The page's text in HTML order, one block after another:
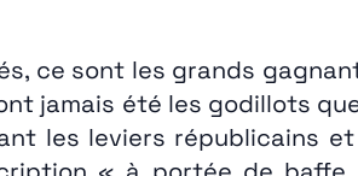
ce sont les grands
jamais été les godillots
les leviers républicains